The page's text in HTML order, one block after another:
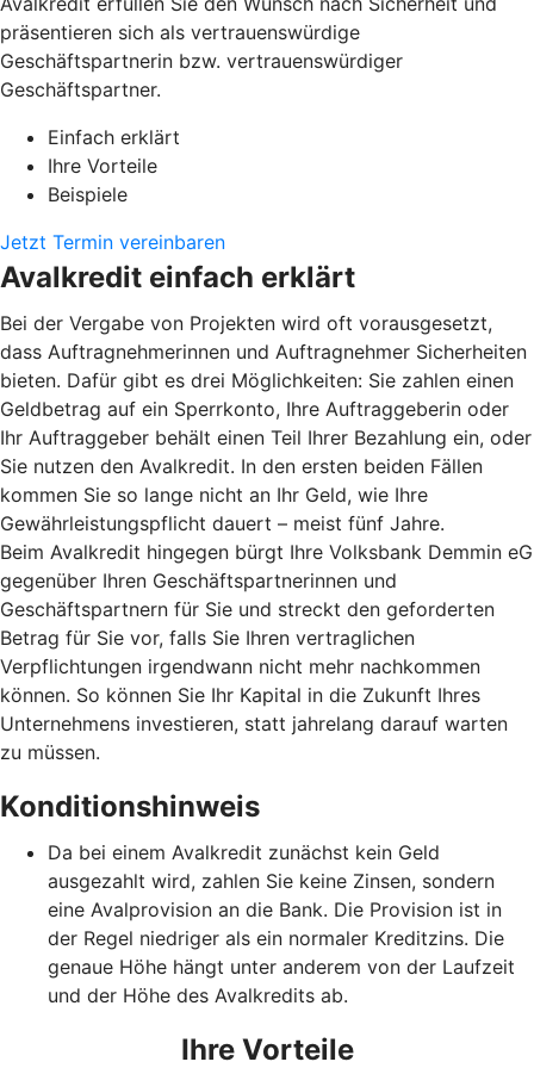
präsentieren sich als vertrauenswürdige
Geschäftspartnerin bzw. vertrauenswürdiger
Geschäftspartner.
Einfach erklärt
Ihre Vorteile
Beispiele
Jetzt Termin vereinbaren
Avalkredit einfach erklärt
Bei der Vergabe von Projekten wird oft vorausgesetzt,
dass Auftragnehmerinnen und Auftragnehmer Sicherheiten
bieten. Dafür gibt es drei Möglichkeiten: Sie zahlen einen
Geldbetrag auf ein Sperrkonto, Ihre Auftraggeberin oder
Ihr Auftraggeber behält einen Teil Ihrer Bezahlung ein, oder
Sie nutzen den Avalkredit. In den ersten beiden Fällen
kommen Sie so lange nicht an Ihr Geld, wie Ihre
Gewährleistungspflicht dauert – meist fünf Jahre.
Beim Avalkredit hingegen bürgt Ihre Volksbank Demmin eG
gegenüber Ihren Geschäftspartnerinnen und
Geschäftspartnern für Sie und streckt den geforderten
Betrag für Sie vor, falls Sie Ihren vertraglichen
Verpflichtungen irgendwann nicht mehr nachkommen
können. So können Sie Ihr Kapital in die Zukunft Ihres
Unternehmens investieren, statt jahrelang darauf warten
zu müssen.
Konditionshinweis
Da bei einem Avalkredit zunächst kein Geld
ausgezahlt wird, zahlen Sie keine Zinsen, sondern
eine Avalprovision an die Bank. Die Provision ist in
der Regel niedriger als ein normaler Kreditzins. Die
genaue Höhe hängt unter anderem von der Laufzeit
und der Höhe des Avalkredits ab.
Ihre Vorteile